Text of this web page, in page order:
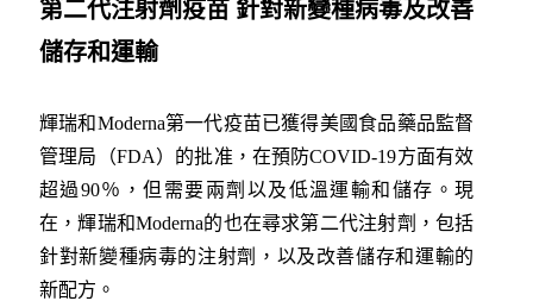
第二代注射劑疫苗 針對新變種病毒及改善
儲存和運輸
輝瑞和Moderna第一代疫苗已獲得美國食品藥品監督
管理局（FDA）的批准，在預防COVID-19方面有效
超過90％，但需要兩劑以及低溫運輸和儲存。現
在，輝瑞和Moderna的也在尋求第二代注射劑，包括
針對新變種病毒的注射劑，以及改善儲存和運輸的
新配方。